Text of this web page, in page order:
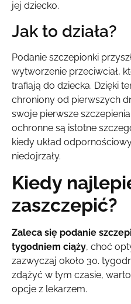
jej dziecko.
Jak to działa?
Podanie szczepionki
wytworzenie przeciwciał,
trafiają do dziecka. Dzięki
chroniony od pierwszych
swoje pierwsze
ochronne są istotne
kiedy układ
niedojrzały.
Kiedy
zaszczepić?
Zaleca się podanie
tygodniem ciąży, choć
zazwyczaj około 30.
zdążyć w tym czasie,
opcje z lekarzem.